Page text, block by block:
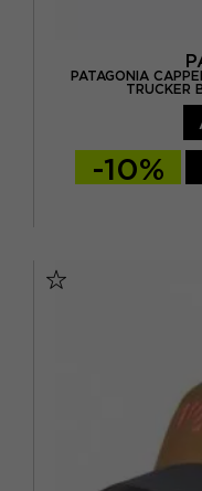
PATAGONIA
TRUCKER
-10%